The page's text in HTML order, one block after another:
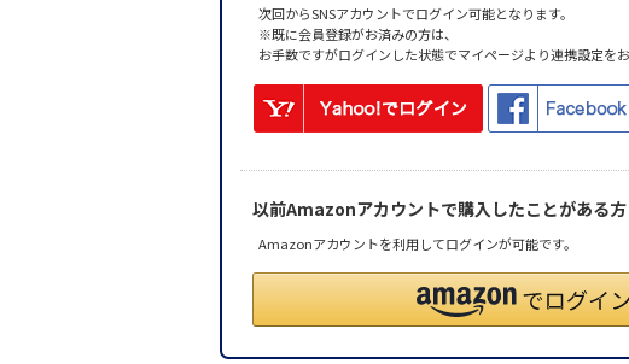
次回からSNSアカウントでログイン可能となります。
※既に会員登録がお済みの方は、
お手数ですがログインした状態でマイページより連携設定をお
以前Amazonアカウントで購入したことがある方
Amazonアカウントを利用してログインが可能です。